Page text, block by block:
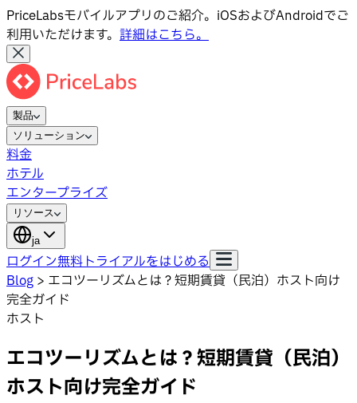
PriceLabsモバイルアプリのご紹介。iOSおよびAndroidでご
利用いただけます。 詳細はこちら。
製品
ソリューション
料金
ホテル
エンタープライズ
リソース
ja
ログイン無料トライアルをはじめる
Blog > エコツーリズムとは？短期賃貸（民泊）ホスト向け
完全ガイド
ホスト
エコツーリズムとは？短期賃貸（民泊）
ホスト向け完全ガイド